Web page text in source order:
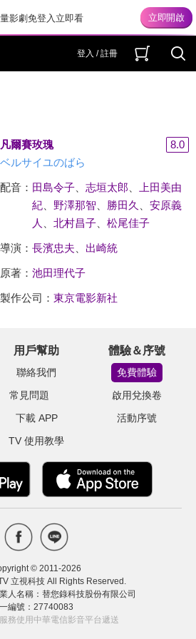
影劇免登入立即看
登入 / 註冊
凡爾賽玫瑰
8.0
ベルサイユのばら
配音： 田島令子、 志垣太郎
上田美由
紀、 野澤那智 勝田久
安原義
人
北村昌子、 松尾佳子
導演： 長濱忠夫 出崎統
原著： 池田理代子
製作公司： 東京電影新社
用戶幫助
聯絡我們
常見問題
下載 APP
TV 使用教學
體驗＆序號
免費體驗
啟用兌換卷
活動序號
© 2011-2026
立視科技 All Rights Reserved.
人名稱：替您錄科技股份有限公司
編號：27740083
務使用中華電信影音平台遞送